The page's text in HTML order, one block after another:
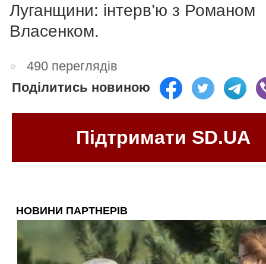
Луганщини: інтерв’ю з Романом
Власенком.
490 переглядів
Поділитись новиною
Підтримати SD.UA